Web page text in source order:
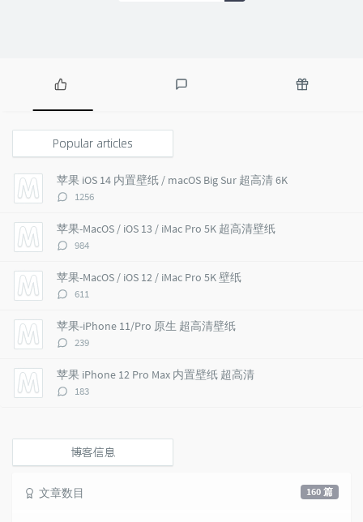
P
p
u
l
a
r
a
r
t
i
c
l
e
s
t
m
n
s
Popular articles
苹果 iOS 14 内置壁纸 / macOS Big Sur 超高清 6K
评
数：
1256
苹果-MacOS / iOS 13 / iMac Pro 5K 超高清壁纸
评
数：
984
苹果-MacOS / iOS 12 / iMac Pro 5K 壁纸
评
数：
611
苹果-iPhone 11/Pro 原生 超高清壁纸
评
数：
239
苹果 iPhone 12 Pro Max 内置壁纸 超高清
评
183
博客信息
160 篇
文章数目